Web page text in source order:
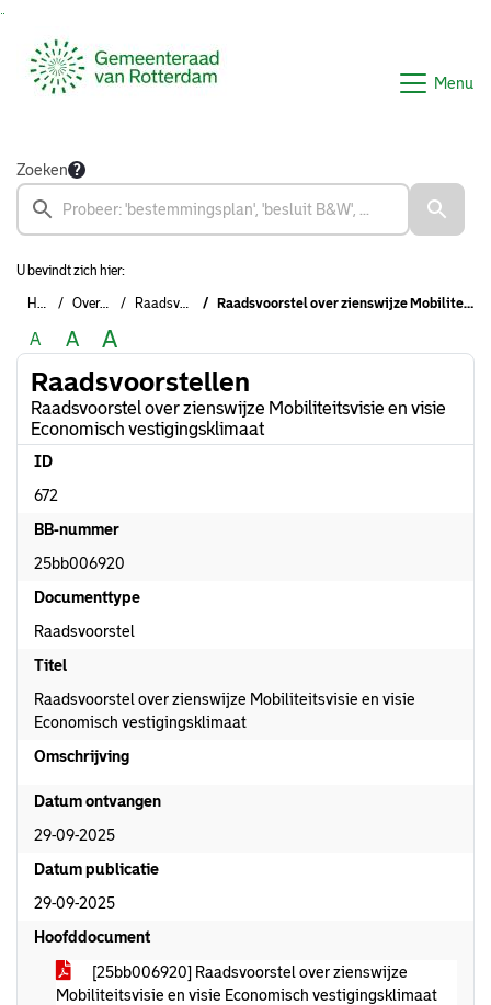
Menu
Zoeken
U bevindt zich hier:
Home Overzichten Raadsvoorstellen Raadsvoorstel over zienswijze Mobiliteitsvisie en visie Economisch vestigingsklimaat
A A A
Raadsvoorstellen
Raadsvoorstel over zienswijze Mobiliteitsvisie en visie
Economisch vestigingsklimaat
ID
672
BB-nummer
25bb006920
Documenttype
Raadsvoorstel
Titel
Raadsvoorstel over zienswijze Mobiliteitsvisie en visie
Economisch vestigingsklimaat
Omschrijving
Datum ontvangen
29-09-2025
Datum publicatie
29-09-2025
Hoofddocument
[25bb006920] Raadsvoorstel over zienswijze
Mobiliteitsvisie en visie Economisch vestigingsklimaat